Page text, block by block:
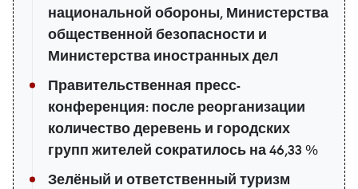
национальной обороны, Министерства
общественной безопасности и
Министерства иностранных дел
Правительственная пресс-
конференция: после реорганизации
количество деревень и городских
групп жителей сократилось на 46,33 %
Зелёный и ответственный туризм